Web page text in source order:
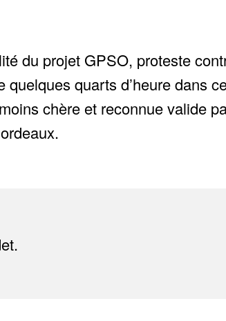
du projet GPSO, proteste
quelques quarts d’heure dans
chère et reconnue valide